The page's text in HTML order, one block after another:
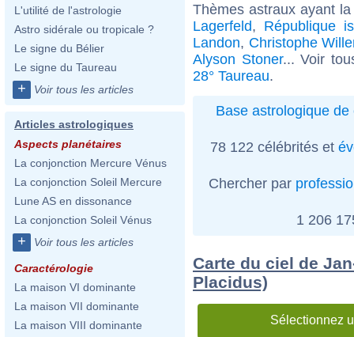
L'utilité de l'astrologie
Astro sidérale ou tropicale ?
Le signe du Bélier
Le signe du Taureau
+ Voir tous les articles
Articles astrologiques
Aspects planétaires
La conjonction Mercure Vénus
La conjonction Soleil Mercure
Lune AS en dissonance
La conjonction Soleil Vénus
+ Voir tous les articles
Caractérologie
La maison VI dominante
La maison VII dominante
La maison VIII dominante
Thèmes astraux ayant
Lagerfeld, République
Landon, Christophe
Alyson Stoner... Voir
28° Taureau.
Base astrologique de
78 122 célébrités et
Chercher par
1 206
Carte du ciel de
Placidus)
Sélectionnez